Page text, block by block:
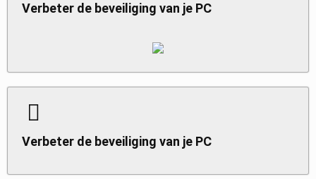
Verbeter de beveiliging van je PC
Verbeter de beveiliging van je PC